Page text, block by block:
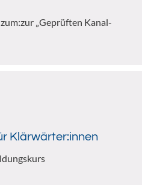
„Geprüften Kanal-
Klärwärter:innen